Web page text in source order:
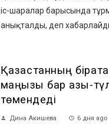
іс-шаралар барысында
анықталды, деп
Қазақстанның
маңызы бар азық-
төмендеді
Дина Акишева 6 дня ago